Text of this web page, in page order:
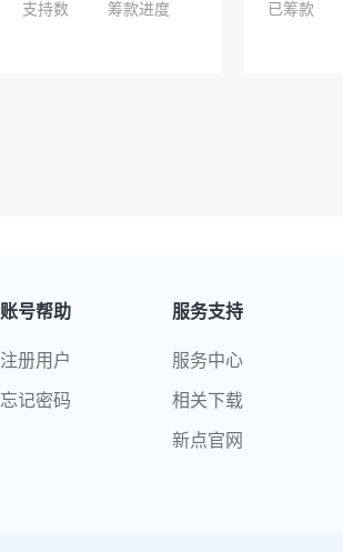
支持数
筹款进度
已筹款
账号帮助
注册用户
忘记密码
服务支持
服务中心
相关下载
新点官网